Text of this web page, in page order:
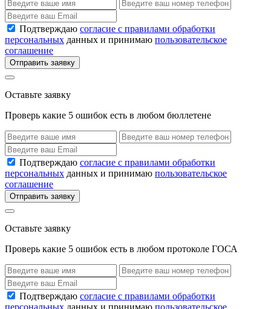
Подтверждаю согласие с правилами обработки
персональных данных и принимаю пользовательское
соглашение
Отправить заявку
Оставьте заявку
Проверь какие 5 ошибок есть в любом бюллетене
Подтверждаю согласие с правилами обработки
персональных данных и принимаю пользовательское
соглашение
Отправить заявку
Оставьте заявку
Проверь какие 5 ошибок есть в любом протоколе ГОСА
Подтверждаю согласие с правилами обработки
персональных данных и принимаю пользовательское